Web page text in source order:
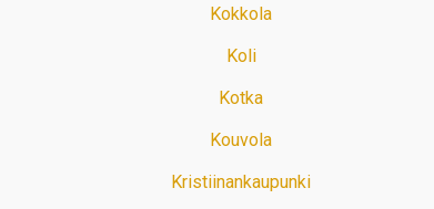
Kokkola
Koli
Kotka
Kouvola
Kristiinankaupunki